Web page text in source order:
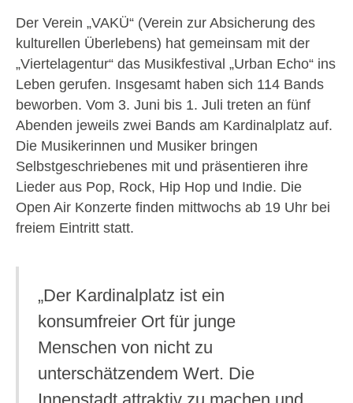
Der Verein „VAKÜ“ (Verein zur Absicherung des
kulturellen Überlebens) hat gemeinsam mit der
„Viertelagentur“ das Musikfestival „Urban Echo“ ins
Leben gerufen. Insgesamt haben sich 114 Bands
beworben. Vom 3. Juni bis 1. Juli treten an fünf
Abenden jeweils zwei Bands am Kardinalplatz auf.
Die Musikerinnen und Musiker bringen
Selbstgeschriebenes mit und präsentieren ihre
Lieder aus Pop, Rock, Hip Hop und Indie. Die
Open Air Konzerte finden mittwochs ab 19 Uhr bei
freiem Eintritt statt.
„Der Kardinalplatz ist ein
konsumfreier Ort für junge
Menschen von nicht zu
unterschätzendem Wert. Die